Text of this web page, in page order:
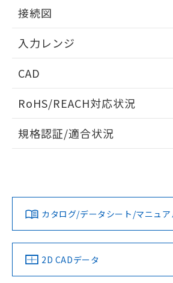
接続図
入力レンジ
CAD
ドすることができます。
ログイン/会員登録
ダウンロードデータをご利用いただく
みください。
ソフトウェアの使用条件
RoHS/REACH対応状況
EU RoHS 注意事項・凡例
対応済み
中国 RoHS 注意事項・凡例
規格認証/適合状況
LR型式承認
（イギリス
船舶規格）
DNV型式承認
（ノルウェー
Yes No
カタログ/データシート/マニュア
2D CADデータ